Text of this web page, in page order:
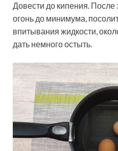
Довести до кипения.
огонь до минимума,
впитывания жидкости,
дать немного остыть.